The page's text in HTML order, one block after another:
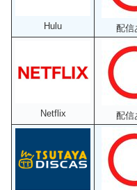
Hulu 配信
Netflix 配信